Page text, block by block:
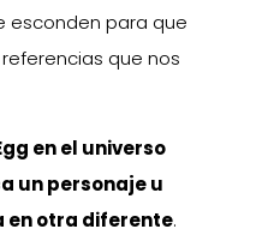
esconden para que
que nos
en el universo
un personaje u
en otra diferente.